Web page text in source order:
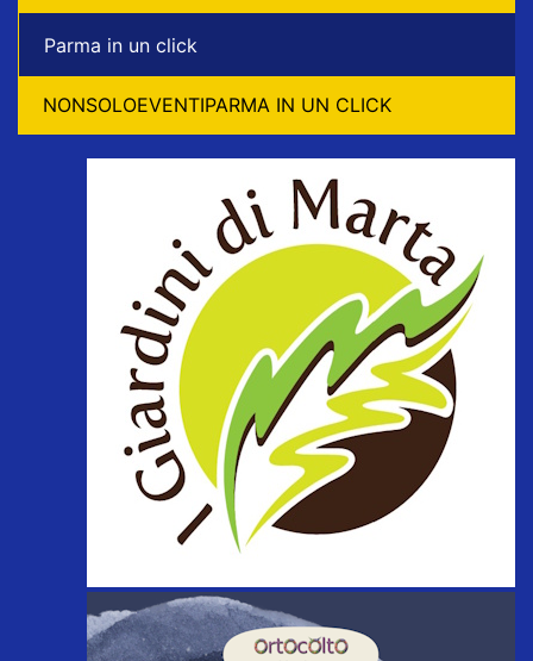
Parma in un click
NONSOLOEVENTIPARMA IN UN CLICK